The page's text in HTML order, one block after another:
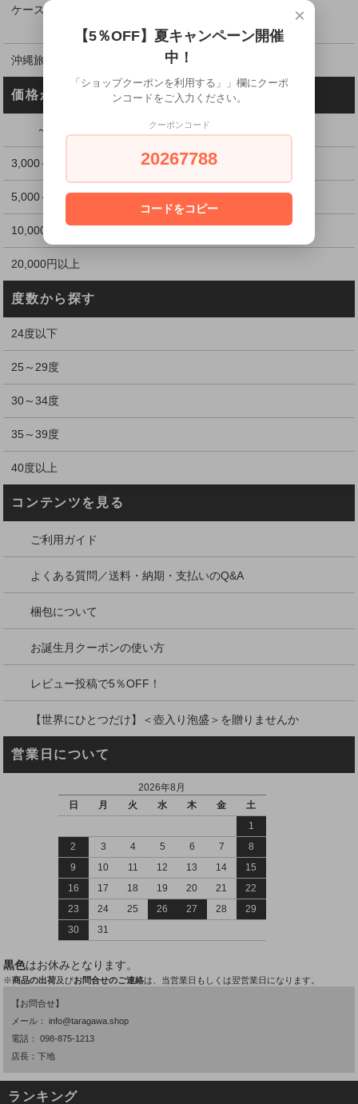
ケース割引でお得に購入
沖縄旅行のお土産に
価格から探す
～2,999円
3,000～4,999円
5,000～9,999円
10,000～19,999円
20,000円以上
度数から探す
24度以下
25～29度
30～34度
35～39度
40度以上
コンテンツを見る
ご利用ガイド
よくある質問／送料・納期・支払いのQ&A
梱包について
お誕生月クーポンの使い方
レビュー投稿で5％OFF！
【世界にひとつだけ】＜壺入り泡盛＞を贈りませんか
営業日について
2026年8月
日
月 火 水 木 金
土
1
2
3 4 5 6 7
8
9
10 11 12 13 14
15
16
17 18 19 20 21
22
23
24 25 26 27 28
29
30
31
黒色はお休みとなります。
※商品の出荷及びお問合せのご連絡は、当営業日もしくは翌営業日になります。
【お問合せ】
メール：info@taragawa.shop
電話：098-875-1213
店長：下地
ランキング
×
【5％OFF】夏キャンペーン開催
中！
「ショップクーポンを利用する」」欄にクーポ
ンコードをご入力ください。
クーポンコード
20267788
コードをコピー